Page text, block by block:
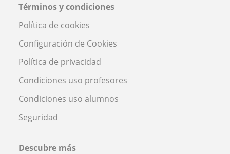
Términos y condiciones
Política de cookies
Configuración de Cookies
Política de privacidad
Condiciones uso profesores
Condiciones uso alumnos
Seguridad
Descubre más